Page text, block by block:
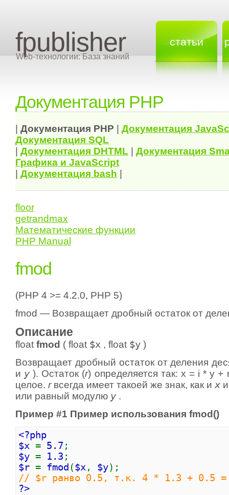
fpublisher
Web-технологии: База знаний
статьи
Документация PHP
Документация PHP Документация
Документация SQL
Документация DHTML
Документация
Графика и JavaScript
Документация bash
floor
getrandmax
Математические функции
PHP Manual
fmod
(PHP 4 >= 4.2.0, PHP 5)
fmod — Возвращает дробный остаток от
Описание
float fmod ( float $x , float $y )
Возвращает дробный остаток от деления
и y ). Остаток (r) определяется так: x = i * y +
целое. rвсегда имеет такоей же знак, как иx
или равный модулю y .
Пример #1 Пример использования fmod()
<?php
$x = 5.7 ;
$y = 1.3 ;
$r = fmod ($x, $y);
// $r ранво 0.5, т.к. 4 * 1.3 + 0.5 =
?>